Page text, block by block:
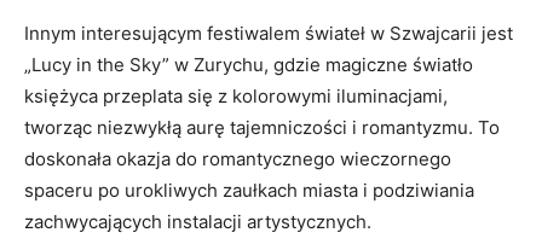
Innym interesującym festiwalem świateł w Szwajcarii⁣ jest
„Lucy in the Sky” ‌w Zurychu, gdzie magiczne światło
księżyca przeplata⁣ się z kolorowymi iluminacjami,
tworząc niezwykłą‌ aurę tajemniczości i ⁣romantyzmu. To
doskonała okazja do​ romantycznego wieczornego ​
spaceru po urokliwych zaułkach miasta i ⁢podziwiania
‍zachwycających instalacji⁣ artystycznych.